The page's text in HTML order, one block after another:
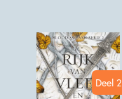
Deel 2